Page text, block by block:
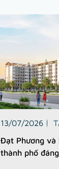
13/07/2026
Đạt Phương
thành phố